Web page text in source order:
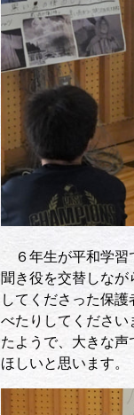
６年生が平和学習
聞き役を交替しな
してくださった保
べたりしてください
たようで、大きな
ほしいと思います。